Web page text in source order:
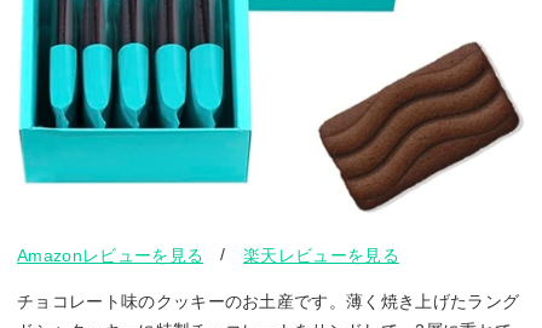
Amazonレビューを見る /楽天レビューを見る
チョコレート味のクッキーのお土産です。薄く焼き上げたラング